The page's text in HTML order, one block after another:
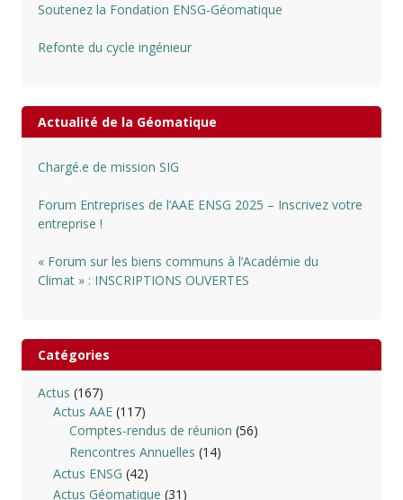
Soutenez la Fondation ENSG-Géomatique
Refonte du cycle ingénieur
Actualité de la Géomatique
Chargé.e de mission SIG
Forum Entreprises de l’AAE ENSG 2025 – Inscrivez votre
entreprise !
« Forum sur les biens communs à l’Académie du
Climat » : INSCRIPTIONS OUVERTES
Catégories
Actus (167)
Actus AAE (117)
Comptes-rendus de réunion (56)
Rencontres Annuelles (14)
Actus ENSG (42)
Actus Géomatique (31)